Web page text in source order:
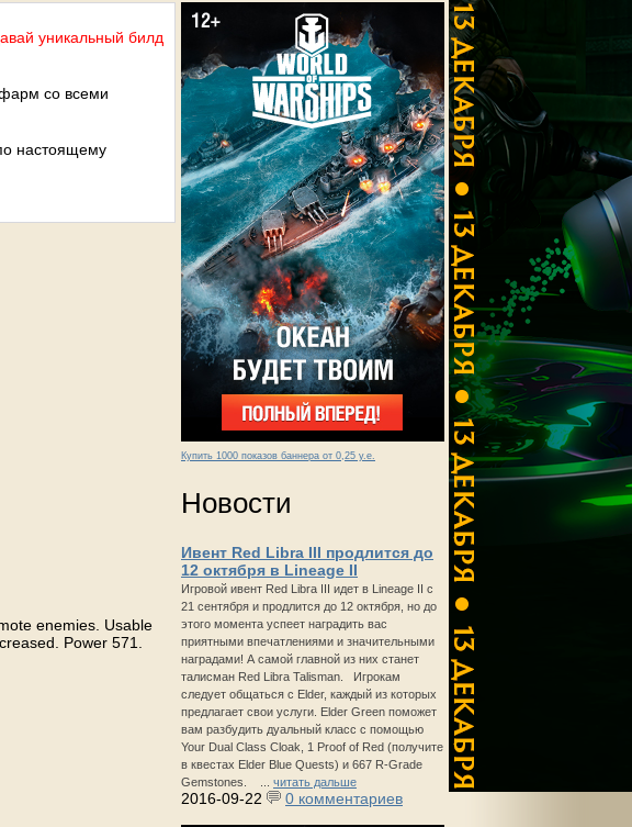
Купить 1000 показов баннера от 0,25 у.е.
Новости
Ивент Red Libra III продлится до
12 октября в Lineage II
Игровой ивент Red Libra III идет в Lineage II с
21 сентября и продлится до 12 октября, но до
этого момента успеет наградить вас
приятными впечатлениями и значительными
наградами! А самой главной из них станет
талисман Red Libra Talisman. Игрокам
следует общаться с Elder, каждый из которых
предлагает свои услуги. Elder Green поможет
вам разбудить дуальный класс с помощью
Your Dual Class Cloak, 1 Proof of Red (получите
в квестах Elder Blue Quests) и 667 R-Grade
Gemstones. ... читать дальше
2016-09-22 0 комментариев
уникальный билд
со всеми
настоящему
enemies. Usable
Power 571.